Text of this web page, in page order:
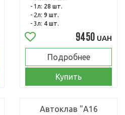
- 1л: 28 шт.
- 2л: 9 шт.
- 3л: 4 шт.
9450 UAH
Подробнее
Купить
Автоклав "А16